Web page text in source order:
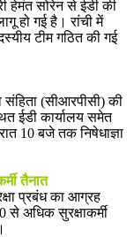
हेमंत सोरेन से ईडी की
हो गई है। रांची में
टीम गठित की गई
संहिता (सीआरपीसी) की
ईडी कार्यालय समेत
10 बजे तक निषेधाज्ञा
तैनात
प्रबंध का आग्रह
अधिक सुरक्षाकर्मी